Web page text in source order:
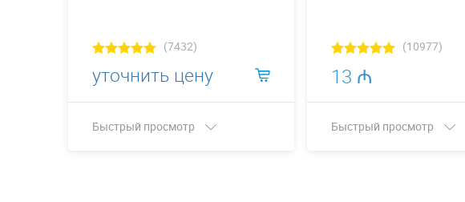
(7432)
уточнить цену
Быстрый просмотр
(10977)
13 ₼
Быстрый просмотр